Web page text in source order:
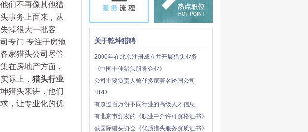
们不再像其他猎
事务上面来，从
掉很大一批客
专门 专注于房地
家猎头公司尽管
在房地产方面，
际上， 猎头行业
猎头来讲，他们
，让专业化的优
关于乾坤猎聘
2000年在北京注册成立并开展猎头业务
《中国十佳猎头服务企业》
公司主要负责人曾任多家著名跨国公司
HRD
有超过百万份不同行业的高级人才信息
有北京市颁发的《职业中介许可资格证书》
获国际猎头协会《优质猎头服务资质证书》